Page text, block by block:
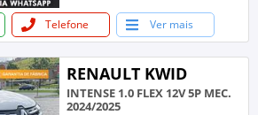
Telefone Ver mais
RENAULT KWID
INTENSE 1.0 FLEX 12V 5P MEC.
2024/2025